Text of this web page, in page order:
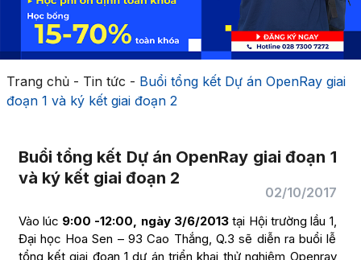
Trang chủ- Tin tức - Buổi tổng kết Dự án OpenRay giai
đoạn 1 và ký kết giai đoạn 2
Buổi tổng kết Dự án OpenRay giai đoạn 1
và ký kết giai đoạn 2
02/10/2017
Vào lúc 9:00 -12:00, ngày 3/6/2013tại Hội trường lầu 1,
Đại học Hoa Sen – 93 Cao Thắng, Q.3 sẽ diễn ra buổi lễ
tổng kết giai đoạn 1 dự án triển khai thử nghiệm Openray